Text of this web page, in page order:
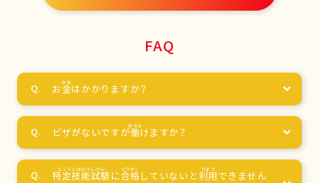
FAQ
お金はかかりますか？
ビザがないですが働けますか？
特定技能試験に合格 していないと利用 できません